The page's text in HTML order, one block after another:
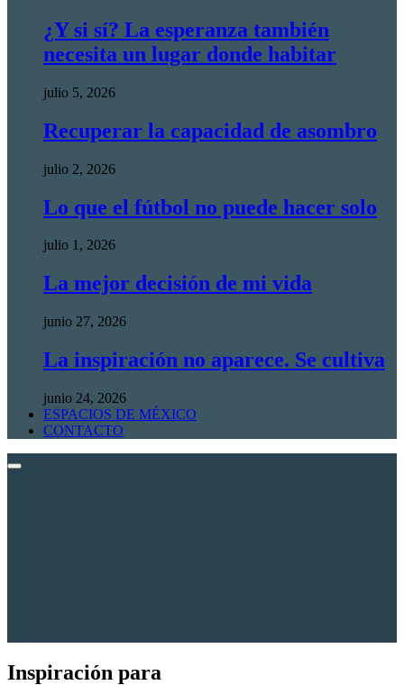
¿Y si sí? La esperanza también
necesita un lugar donde habitar
julio 5, 2026
Recuperar la capacidad de asombro
julio 2, 2026
Lo que el fútbol no puede hacer solo
julio 1, 2026
La mejor decisión de mi vida
junio 27, 2026
La inspiración no aparece. Se cultiva
junio 24, 2026
ESPACIOS DE MÉXICO
CONTACTO
Inspiración para